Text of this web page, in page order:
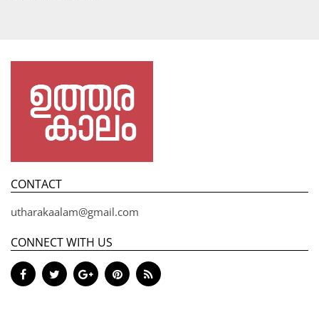
CONTACT
utharakaalam@gmail.com
CONNECT WITH US